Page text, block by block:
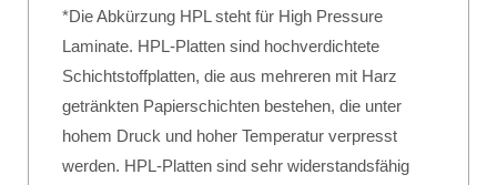
*Die Abkürzung HPL steht für High Pressure
Laminate. HPL-Platten sind hochverdichtete
Schichtstoffplatten, die aus mehreren mit Harz
getränkten Papierschichten bestehen, die unter
hohem Druck und hoher Temperatur verpresst
werden. HPL-Platten sind sehr widerstandsfähig